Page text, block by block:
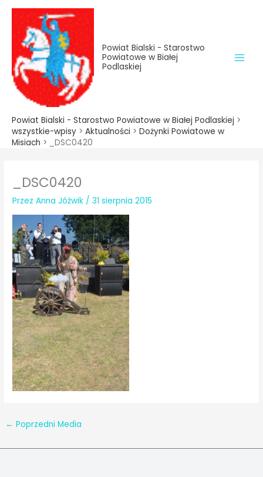
treści
Przejdź
treści
Powiat Bialski - Starostwo
Powiatowe w Białej
Podlaskiej
Powiat Bialski - Starostwo Powiatowe w Białej Podlaskiej >
wszystkie-wpisy > Aktualności > Dożynki Powiatowe w
Misiach > _DSC0420
_DSC0420
PrzezAnna Jóźwik /31 sierpnia 2015
← Poprzedni Media